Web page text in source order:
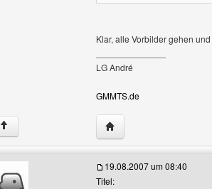
Klar, alle Vorbilder gehen
LG André
GMMTS.de
↑ Website dieses
19.08.2007 um 08:40
Titel: